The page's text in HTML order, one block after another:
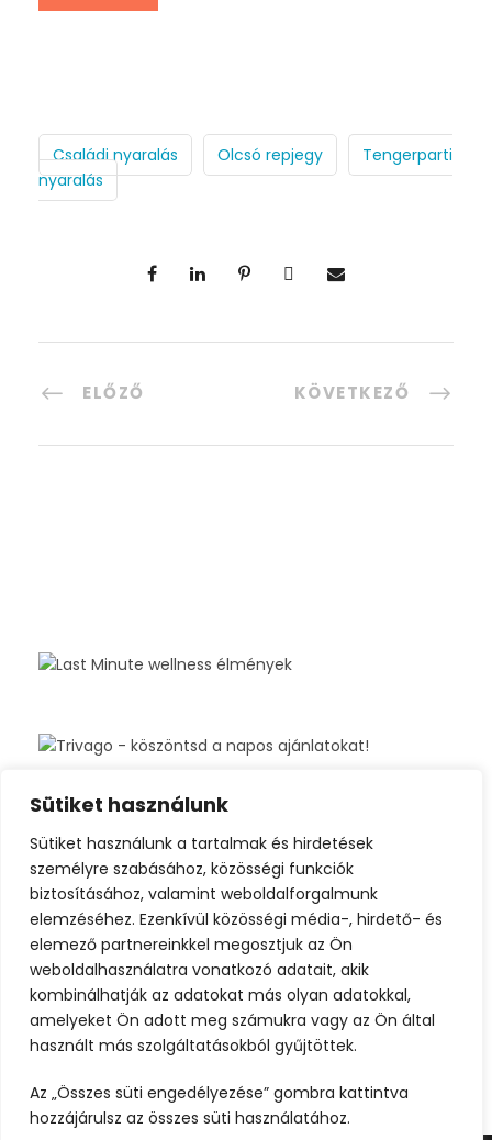
Sütiket használunk
Sütiket használunk a tartalmak és hirdetések
személyre szabásához, közösségi funkciók
biztosításához, valamint weboldalforgalmunk
elemzéséhez. Ezenkívül közösségi média-, hirdető- és
elemező partnereinkkel megosztjuk az Ön
weboldalhasználatra vonatkozó adatait, akik
kombinálhatják az adatokat más olyan adatokkal,
amelyeket Ön adott meg számukra vagy az Ön által
használt más szolgáltatásokból gyűjtöttek.
Az „Összes süti engedélyezése” gombra kattintva
hozzájárulsz az összes süti használatához.
Családi nyaralás Olcsó repjegy
Tengerparti
nyaralás
ELŐZŐ KÖVETKEZŐ